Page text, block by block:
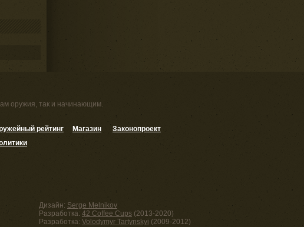
оружия, так и начинающим.
рейтинг
Магазин Законопроект
Дизайн: Serge Melnikov
Разработка: 42 Coffee Cups (2013-2020)
Разработка: Volodymyr Tartynskyi (2009-2012)